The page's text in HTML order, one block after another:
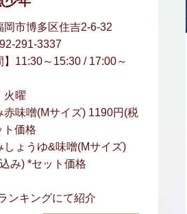
岡市博多区住吉2-6-32
291-3337
】11:30～15:30 / 17:00～
火曜
赤味噌(Mサイズ) 1190円(税
ト価格
しょうゆ&味噌(Mサイズ)
み) *セット価格
ンキングにて紹介